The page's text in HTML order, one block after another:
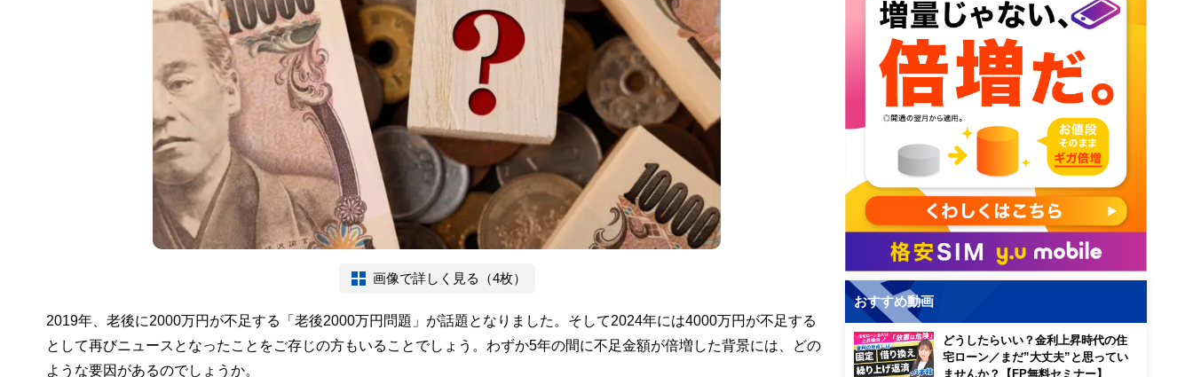
画像で詳しく見る（4枚）
2019年、老後に2000万円が不足する「老後2000万円問題」が話題となりました。そして2024年には4000万円が不足する
として再びニュースとなったことをご存じの方もいることでしょう。わずか5年の間に不足金額が倍増した背景には、どの
ような要因があるのでしょうか。
おすすめ動画
どうしたらいい？金利上昇時代の住
宅ローン／まだ”大丈夫”と思ってい
ませんか？【FP無料セミナー】